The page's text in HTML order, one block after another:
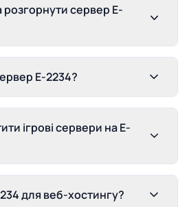
сервер E-
E-2234?
ігрові сервери на E-
для веб-хостингу?